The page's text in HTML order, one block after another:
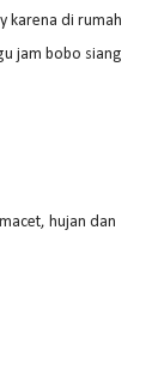
karena di rumah
jam bobo siang
hujan dan